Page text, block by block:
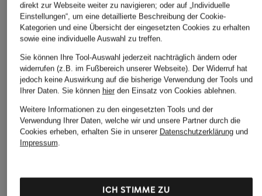
ÄHNLICHE ARTIKEL ENTDECKEN
direkt zur Webseite weiter zu navigieren; oder auf „Individuelle
Einstellungen“, um eine detaillierte Beschreibung der Cookie-
Kategorien und eine Übersicht der eingesetzten Cookies zu erhalten
sowie eine individuelle Auswahl zu treffen.
Sie können Ihre Tool-Auswahl jederzeit nachträglich ändern oder
widerrufen (z.B. im Fußbereich unserer Webseite). Der Widerruf hat
jedoch keine Auswirkung auf die bisherige Verwendung der Tools und
Ihrer Daten. Sie können hierden Einsatz von Cookies ablehnen.
Weitere Informationen zu den eingesetzten Tools und der
Verwendung Ihrer Daten, welche wir und unsere Partner durch die
Cookies erheben, erhalten Sie in unserer Datenschutzerklärungund
Impressum.
ICH STIMME ZU